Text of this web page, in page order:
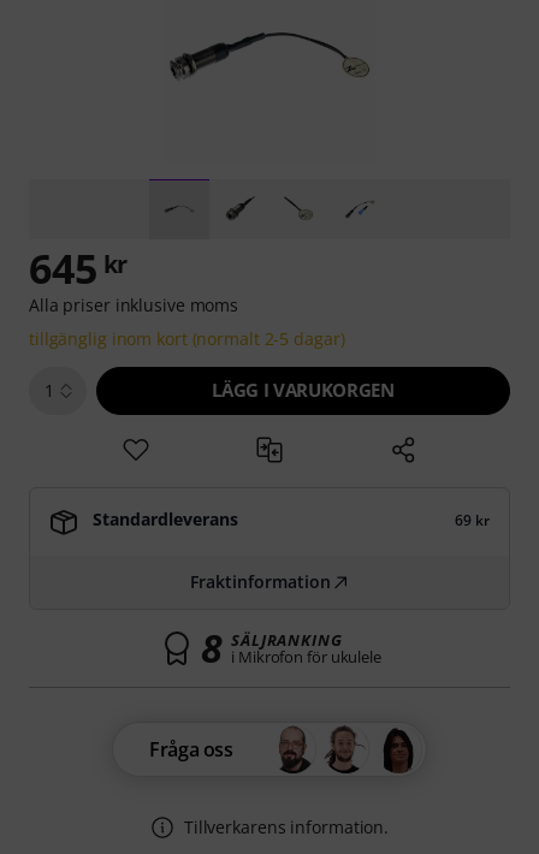
645 kr
Alla priser inklusive moms
tillgänglig inom kort (normalt 2-5 dagar)
1 LÄGG I VARUKORGEN
Standardleverans 69 kr
Fraktinformation
8 SÄLJRANKING
i Mikrofon för ukulele
Fråga oss
Tillverkarens information.